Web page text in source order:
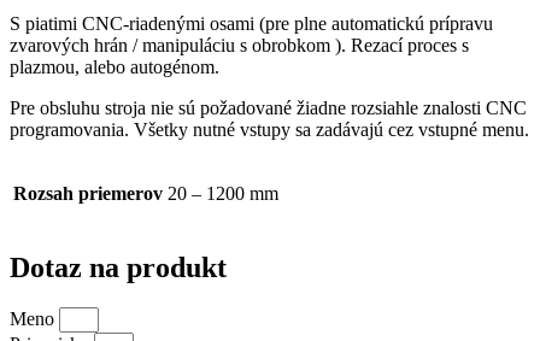
S piatimi CNC-riadenými osami (pre plne automatickú prípravu
zvarových hrán / manipuláciu s obrobkom ). Rezací proces s
plazmou, alebo autogénom.
Pre obsluhu stroja nie sú požadované žiadne rozsiahle znalosti CNC
programovania. Všetky nutné vstupy sa zadávajú cez vstupné menu.
Rozsah priemerov 20 – 1200 mm
Dotaz na produkt
Meno